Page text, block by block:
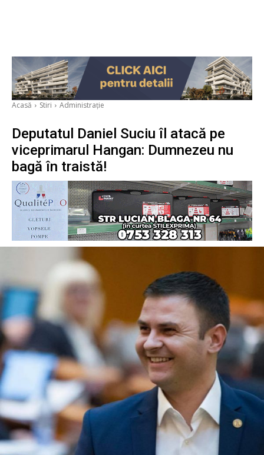
Acasă Stiri Administrație
Deputatul Daniel Suciu îl atacă pe
viceprimarul Hangan: Dumnezeu nu
bagă în traistă!